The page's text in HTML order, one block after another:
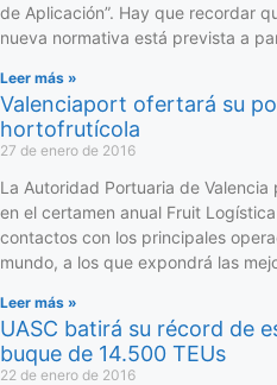
de Aplicación”. Hay que recordar
nueva normativa está prevista a
Leer más »
Valenciaport ofertará su
hortofrutícola
27 de enero de 2016
La Autoridad Portuaria de
en el certamen anual Fruit
contactos con los principales
mundo, a los que expondrá las
Leer más »
UASC batirá su récord de
buque de 14.500 TEUs
22 de enero de 2016